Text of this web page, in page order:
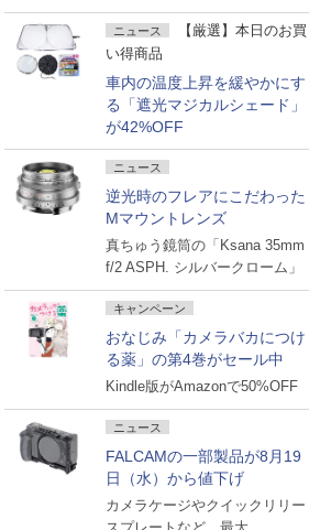
ニュース
【厳選】本日のお買
い得商品
車内の温度上昇を緩やかにす
る「遮光マジカルシェード」
が42%OFF
ニュース
逆光時のフレアにこだわった
Mマウントレンズ
真ちゅう鏡筒の「Ksana 35mm
f/2 ASPH. シルバークローム」
キャンペーン
おなじみ「カメラバカにつけ
る薬」の第4巻がセール中
Kindle版がAmazonで50%OFF
ニュース
FALCAMの一部製品が8月19
日（水）から値下げ
カメラケージやクイックリリー